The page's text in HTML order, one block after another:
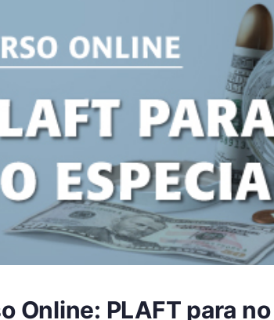
Online: PLAFT para